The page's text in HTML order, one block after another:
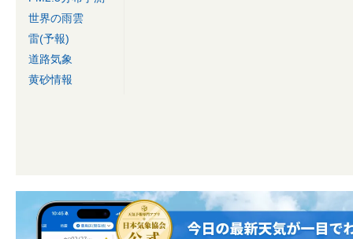
世界の雨雲
雷(予報)
道路気象
黄砂情報